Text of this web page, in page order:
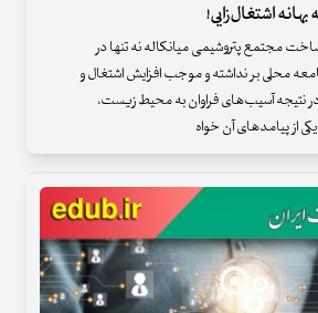
بهانه اشتغال‌زایی!
مجتمع پتروشیمی میانکاله نه تنها در
محلی بر نداشته و موجب افزایش اشتغال و
نتیجه آسیب‌های فراوان به محیط زیست،
از پیامدهای آن خواه